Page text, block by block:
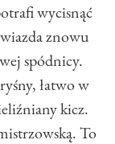
wycisnąć
znowu
spódnicy.
łatwo w
kicz.
To